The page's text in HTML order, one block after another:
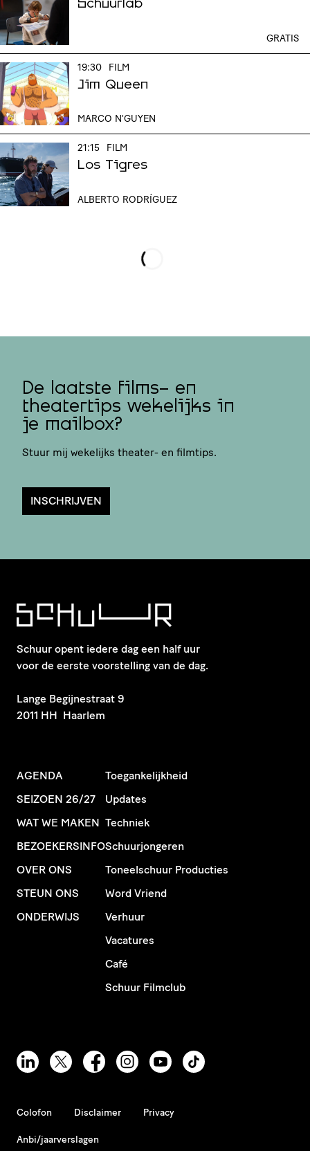
Schuurlab
GRATIS
19:30 FILM
Jim Queen
MARCO N'GUYEN
21:15 FILM
Los Tigres
ALBERTO RODRÍGUEZ
De laatste films- en
theatertips wekelijks in
je mailbox?
Stuur mij wekelijks theater- en filmtips.
INSCHRIJVEN
Schuur opent iedere dag een half uur
voor de eerste voorstelling van de dag.
​Lange Begijnestraat 9
2011 HH Haarlem
AGENDA
SEIZOEN 26/27
WAT WE MAKEN
BEZOEKERSINFO
OVER ONS
STEUN ONS
ONDERWIJS
Toegankelijkheid
Updates
Techniek
Schuurjongeren
Toneelschuur Producties
Word Vriend
Verhuur
Vacatures
Café
Schuur Filmclub
Colofon Disclaimer Privacy
Anbi/jaarverslagen